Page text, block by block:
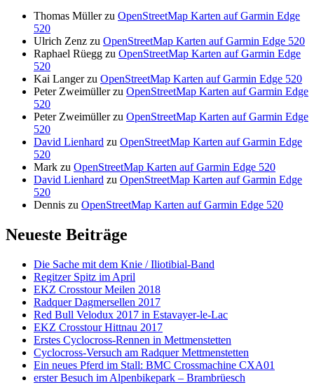
Thomas Müllerzu OpenStreetMap Karten auf Garmin Edge
520
Ulrich Zenz zu OpenStreetMap Karten auf Garmin Edge 520
Raphael Rüegg zu OpenStreetMap Karten auf Garmin Edge
520
Kai Langerzu OpenStreetMap Karten auf Garmin Edge 520
Peter Zweimüllerzu OpenStreetMap Karten auf Garmin Edge
520
Peter Zweimüllerzu OpenStreetMap Karten auf Garmin Edge
520
David Lienhard zu OpenStreetMap Karten auf Garmin Edge
520
Mark zu OpenStreetMap Karten auf Garmin Edge 520
David Lienhard zu OpenStreetMap Karten auf Garmin Edge
520
Dennis zu OpenStreetMap Karten auf Garmin Edge 520
Neueste Beiträge
Die Sache mit dem Knie / Iliotibial-Band
Regitzer Spitz im April
EKZ Crosstour Meilen 2018
Radquer Dagmersellen 2017
Red Bull Velodux 2017 in Estavayer-le-Lac
EKZ Crosstour Hittnau 2017
Erstes Cyclocross-Rennen in Mettmenstetten
Cyclocross-Versuch am Radquer Mettmenstetten
Ein neues Pferd im Stall: BMC Crossmachine CXA01
erster Besuch im Alpenbikepark – Brambrüesch